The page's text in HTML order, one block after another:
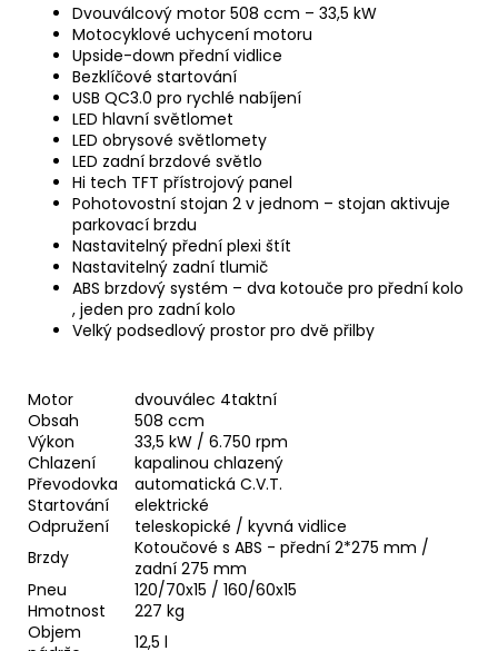
Dvouválcový motor 508 ccm – 33,5 kW
Motocyklové uchycení motoru
Upside-down přední vidlice
Bezklíčové startování
USB QC3.0 pro rychlé nabíjení
LED hlavní světlomet
LED obrysové světlomety
LED zadní brzdové světlo
Hi tech TFT přístrojový panel
Pohotovostní stojan 2 v jednom – stojan aktivuje
parkovací brzdu
Nastavitelný přední plexi štít
Nastavitelný zadní tlumič
ABS brzdový systém – dva kotouče pro přední kolo
, jeden pro zadní kolo
Velký podsedlový prostor pro dvě přilby
Motor
dvouválec 4taktní
Obsah
508 ccm
Výkon
33,5 kW / 6.750 rpm
Chlazení
kapalinou chlazený
Převodovka
automatická C.V.T.
Startování
elektrické
Odpružení
teleskopické / kyvná vidlice
Brzdy
Kotoučové s ABS - přední 2*275 mm /
zadní 275 mm
Pneu
120/70x15 / 160/60x15
Hmotnost
227 kg
Objem
12,5 l